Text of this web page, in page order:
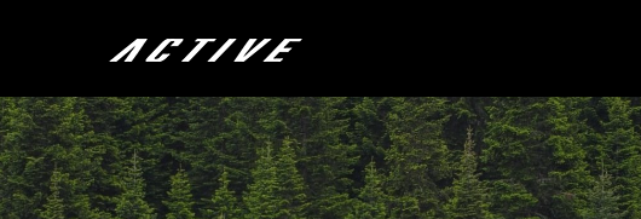
LASTEN PYÖRÄT HYBRIDIPYÖRÄT